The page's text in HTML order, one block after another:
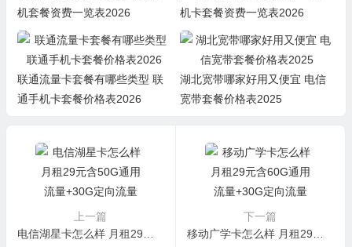
机套餐资费一览表2026
机卡套餐资费一览表2026
联通流量卡套餐有哪些类型 联
通手机卡套餐价格表2026
湖北宽带哪家好用又便宜 电信
宽带套餐价格表2025
上一篇
下一篇